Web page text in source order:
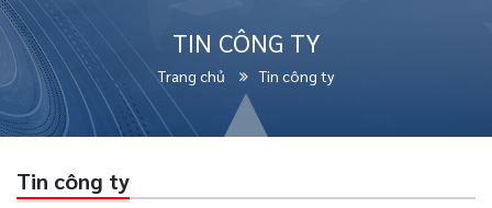
TIN CÔNG TY
Trang chủ Tin công ty
Tin công ty